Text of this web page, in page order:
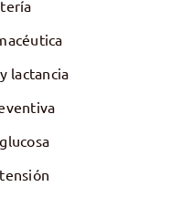
lactancia